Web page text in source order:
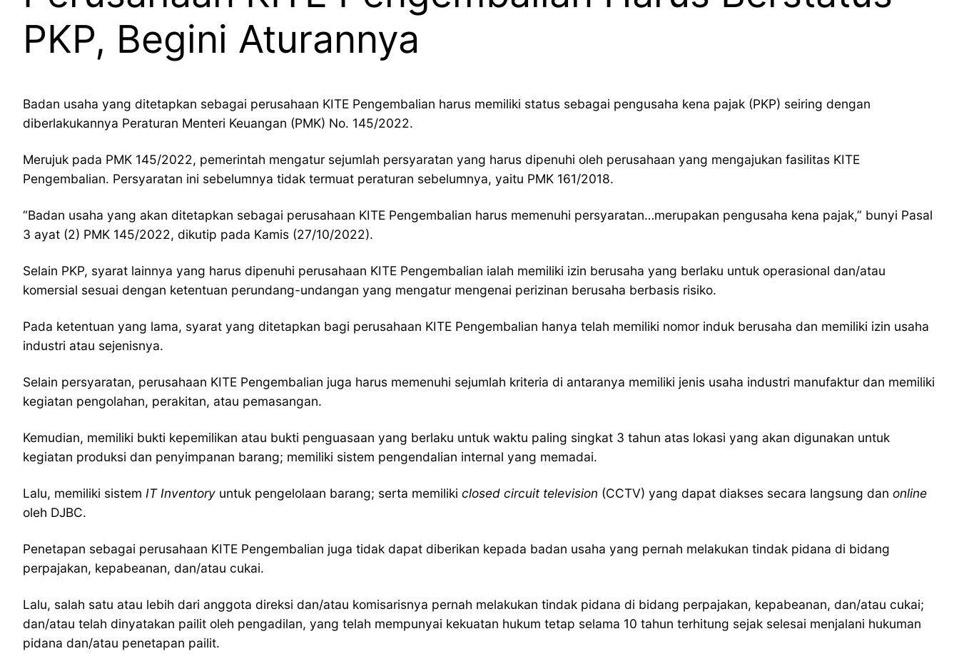
PKP, Begini Aturannya
Badan usaha yang ditetapkan sebagai perusahaan KITE Pengembalian harus memiliki status sebagai pengusaha kena pajak (PKP) seiring dengan
diberlakukannya Peraturan Menteri Keuangan (PMK) No. 145/2022.
Merujuk pada PMK 145/2022, pemerintah mengatur sejumlah persyaratan yang harus dipenuhi oleh perusahaan yang mengajukan fasilitas KITE
Pengembalian. Persyaratan ini sebelumnya tidak termuat peraturan sebelumnya, yaitu PMK 161/2018.
“Badan usaha yang akan ditetapkan sebagai perusahaan KITE Pengembalian harus memenuhi persyaratan…merupakan pengusaha kena pajak,” bunyi Pasal
3 ayat (2) PMK 145/2022, dikutip pada Kamis (27/10/2022).
Selain PKP, syarat lainnya yang harus dipenuhi perusahaan KITE Pengembalian ialah memiliki izin berusaha yang berlaku untuk operasional dan/atau
komersial sesuai dengan ketentuan perundang-undangan yang mengatur mengenai perizinan berusaha berbasis risiko.
Pada ketentuan yang lama, syarat yang ditetapkan bagi perusahaan KITE Pengembalian hanya telah memiliki nomor induk berusaha dan memiliki izin usaha
industri atau sejenisnya.
Selain persyaratan, perusahaan KITE Pengembalian juga harus memenuhi sejumlah kriteria di antaranya memiliki jenis usaha industri manufaktur dan memiliki
kegiatan pengolahan, perakitan, atau pemasangan.
Kemudian, memiliki bukti kepemilikan atau bukti penguasaan yang berlaku untuk waktu paling singkat 3 tahun atas lokasi yang akan digunakan untuk
kegiatan produksi dan penyimpanan barang; memiliki sistem pengendalian internal yang memadai.
Lalu, memiliki sistem IT Inventory untuk pengelolaan barang; serta memiliki closed circuit television (CCTV) yang dapat diakses secara langsung dan online
oleh DJBC.
Penetapan sebagai perusahaan KITE Pengembalian juga tidak dapat diberikan kepada badan usaha yang pernah melakukan tindak pidana di bidang
perpajakan, kepabeanan, dan/atau cukai.
Lalu, salah satu atau lebih dari anggota direksi dan/atau komisarisnya pernah melakukan tindak pidana di bidang perpajakan, kepabeanan, dan/atau cukai;
dan/atau telah dinyatakan pailit oleh pengadilan, yang telah mempunyai kekuatan hukum tetap selama 10 tahun terhitung sejak selesai menjalani hukuman
pidana dan/atau penetapan pailit.